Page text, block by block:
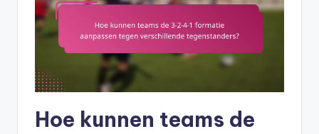
Hoe kunnen teams de